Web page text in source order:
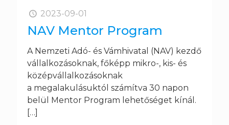
2023-09-01
NAV Mentor Program
A Nemzeti Adó- és Vámhivatal (NAV) kezdő
vállalkozásoknak, főképp mikro-, kis- és
középvállalkozásoknak
a megalakulásuktól számítva 30 napon
belül Mentor Program lehetőséget kínál.
[…]